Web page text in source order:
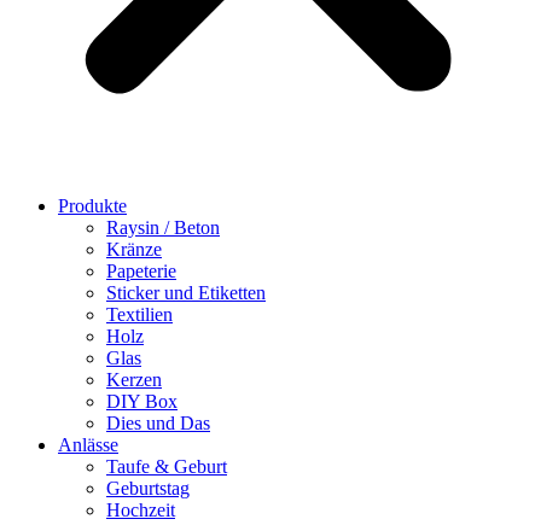
Produkte
Raysin / Beton
Kränze
Papeterie
Sticker und Etiketten
Textilien
Holz
Glas
Kerzen
DIY Box
Dies und Das
Anlässe
Taufe & Geburt
Geburtstag
Hochzeit